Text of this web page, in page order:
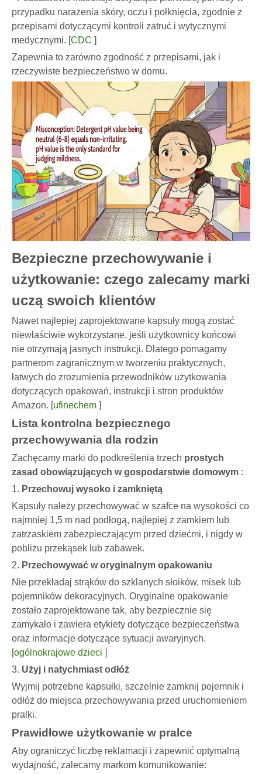
przypadku narażenia skóry, oczu i połknięcia, zgodnie z
przepisami dotyczącymi kontroli zatruć i wytycznymi
medycznymi. [CDC ]
Zapewnia to zarówno zgodność z przepisami, jak i
rzeczywiste bezpieczeństwo w domu.
Bezpieczne przechowywanie i
użytkowanie: czego zalecamy marki
uczą swoich klientów
Nawet najlepiej zaprojektowane kapsuły mogą zostać
niewłaściwie wykorzystane, jeśli użytkownicy końcowi
nie otrzymają jasnych instrukcji. Dlatego pomagamy
partnerom zagranicznym w tworzeniu praktycznych,
łatwych do zrozumienia przewodników użytkowania
dotyczących opakowań, instrukcji i stron produktów
Amazon. [ufinechem ]
Lista kontrolna bezpiecznego
przechowywania dla rodzin
Zachęcamy marki do podkreślenia trzech prostych
zasad obowiązujących w gospodarstwie domowym :
1. Przechowuj wysoko i zamkniętą
Kapsuły należy przechowywać w szafce na wysokości co
najmniej 1,5 m nad podłogą, najlepiej z zamkiem lub
zatrzaskiem zabezpieczającym przed dziećmi, i nigdy w
pobliżu przekąsek lub zabawek.
2. Przechowywać w oryginalnym opakowaniu
Nie przekładaj strąków do szklanych słoików, misek lub
pojemników dekoracyjnych. Oryginalne opakowanie
zostało zaprojektowane tak, aby bezpiecznie się
zamykało i zawiera etykiety dotyczące bezpieczeństwa
oraz informacje dotyczące sytuacji awaryjnych.
[ogólnokrajowe dzieci ]
3. Użyj i natychmiast odłóż
Wyjmij potrzebne kapsułki, szczelnie zamknij pojemnik i
odłóż do miejsca przechowywania przed uruchomieniem
pralki.
Prawidłowe użytkowanie w pralce
Aby ograniczyć liczbę reklamacji i zapewnić optymalną
wydajność, zalecamy markom komunikowanie: